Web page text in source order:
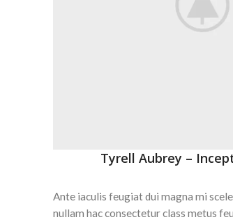
Tyrell Aubrey –
Ante iaculis feugiat dui magna mi
nullam hac consectetur class metus